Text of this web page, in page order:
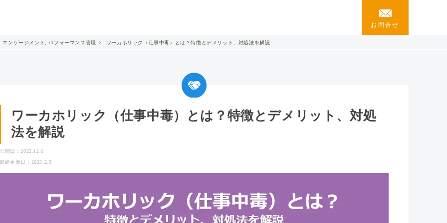
お問合せ
エンゲージメント パフォーマンス管理 ワーカホリック（仕事中毒）とは？特徴とデメリット、対処法を解説
ワーカホリック（仕事中毒）とは？特徴とデメリット、対処
法を解説
公開日：2022.12.6
最終更新日：2023.2.3